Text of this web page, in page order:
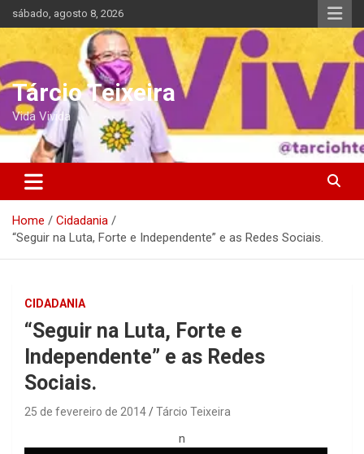
Skip
to
sábado, agosto 8, 2026
Tárcio Teixeira
Vida Vivida
Home
Cidadania
“Seguir na Luta, Forte e Independente” e as Redes Sociais.
CIDADANIA
“Seguir na Luta, Forte e
Independente” e as Redes
Sociais.
25 de fevereiro de 2014 Tárcio Teixeira
n